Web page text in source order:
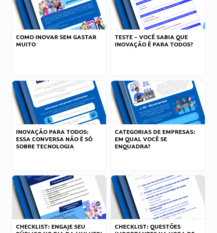
COMO INOVAR SEM GASTAR
MUITO
TESTE – VOCÊ SABIA QUE
INOVAÇÃO É PARA TODOS?
INOVAÇÃO PARA TODOS:
ESSA CONVERSA NÃO É SÓ
SOBRE TECNOLOGIA
CATEGORIAS DE EMPRESAS:
EM QUAL VOCÊ SE
ENQUADRA?
CHECKLIST: ENGAJE SEU
CHECKLIST: QUESTÕES